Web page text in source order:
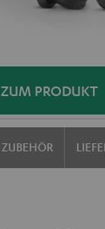
ZUM PRODUKT
ZUBEHÖR